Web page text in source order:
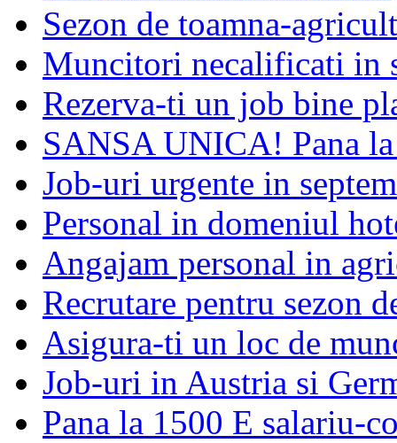
Sezon de toamna-
Muncitori necalificati in
Rezerva-ti un job bine
SANSA UNICA! Pana
Job-uri urgente in
Personal in domeniul
Angajam personal in
Recrutare pentru sezon
Asigura-ti un loc de
Job-uri in Austria si
Pana la 1500 E salariu-